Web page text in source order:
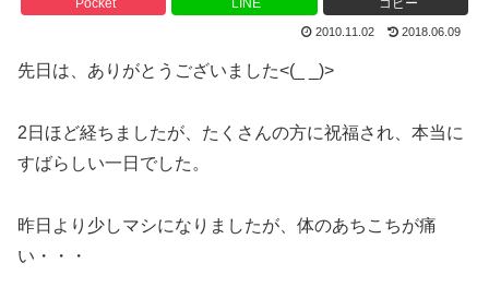
Pocket LINE コピー
2010.11.02 2018.06.09
先日は、ありがとうございました<(_ _)>
2日ほど経ちましたが、たくさんの方に祝福され、本当に
すばらしい一日でした。
昨日より少しマシになりましたが、体のあちこちが痛
い・・・